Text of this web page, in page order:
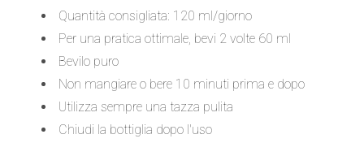
Quantità consigliata: 120 ml/giorno
Per una pratica ottimale, bevi 2 volte 60 ml
Bevilo puro
Non mangiare o bere 10 minuti prima e dopo
Utilizza sempre una tazza pulita
Chiudi la bottiglia dopo l'uso